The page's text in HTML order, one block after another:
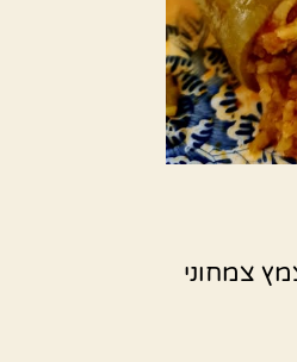
צמחוני